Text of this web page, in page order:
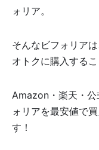
ォリア。
そんなビフォリア
オトクに購入する
Amazon・楽天・公
ォリアを最安値で
す！